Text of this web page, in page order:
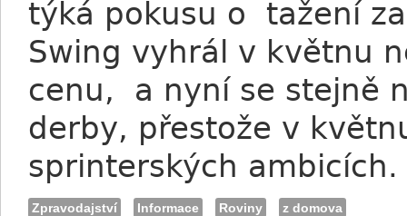
týká pokusu o tažení
Swing vyhrál v květnu
cenu, a nyní se stejně
derby, přestože v
sprinterských ambicích.
Zpravodajství Informace Roviny z domova